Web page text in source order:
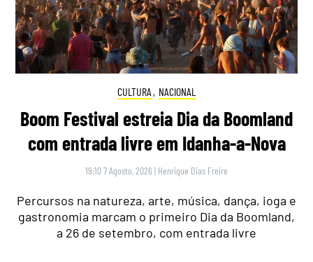
CULTURA , NACIONAL
Boom Festival estreia Dia da Boomland
com entrada livre em Idanha-a-Nova
19:10 7 Agosto, 2026 | Henrique Dias Freire
Percursos na natureza, arte, música, dança, ioga e
gastronomia marcam o primeiro Dia da Boomland,
a 26 de setembro, com entrada livre